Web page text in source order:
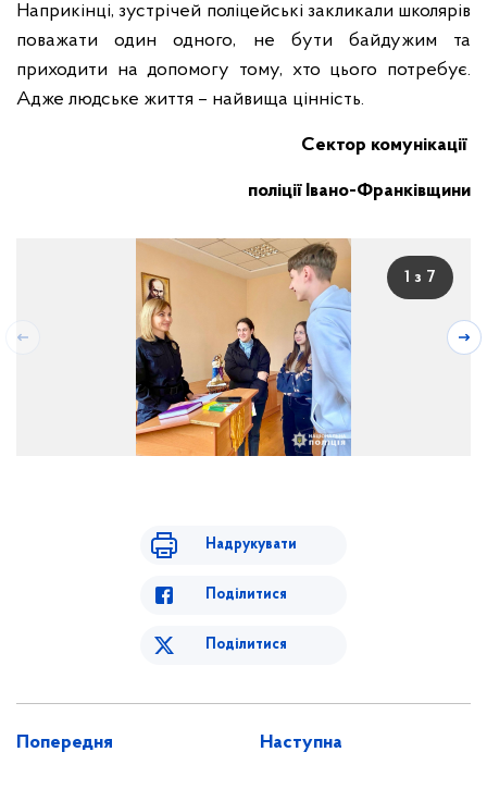
Наприкінці, зустрічей поліцейські закликали школярів
поважати один одного, не бути байдужим та
приходити на допомогу тому, хто цього потребує.
Адже людське життя – найвища цінність.
Сектор комунікації
поліції Івано-Франківщини
1 з 7
Надрукувати
Поділитися
Поділитися
Попередня Наступна